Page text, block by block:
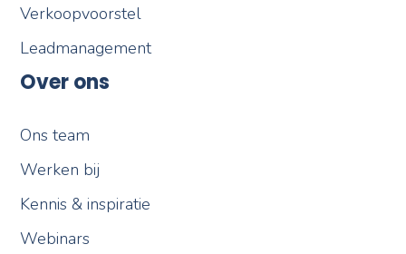
Verkoopvoorstel
Leadmanagement
Over ons
Ons team
Werken bij
Kennis & inspiratie
Webinars